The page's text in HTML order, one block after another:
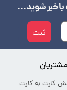
ثبت
شوید...
کارت به کارت